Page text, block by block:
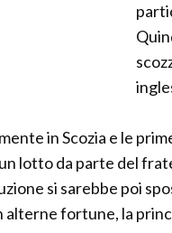
in Scozia e le
lotto da parte del
si sarebbe poi
alterne fortune, la